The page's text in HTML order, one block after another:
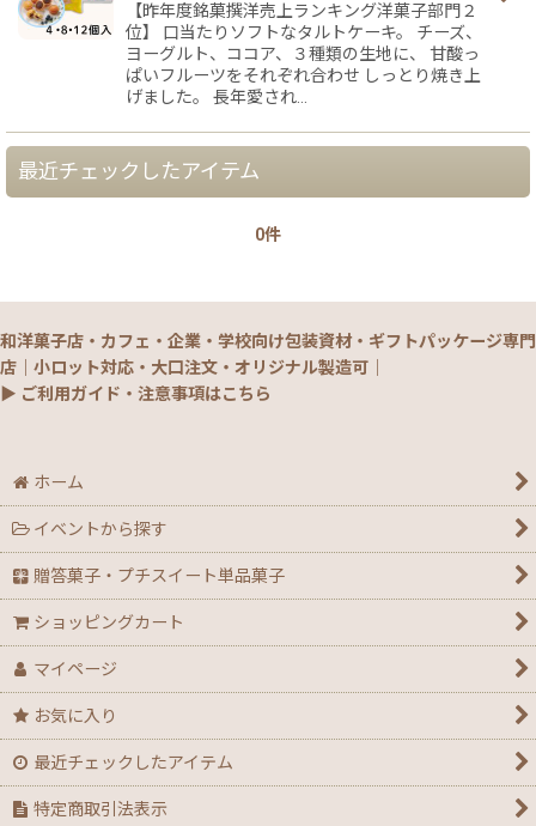
【昨年度銘菓撰洋売上ランキング洋菓子部門２
位】 口当たりソフトなタルトケーキ。 チーズ、
ヨーグルト、ココア、３種類の生地に、 甘酸っ
ぱいフルーツをそれぞれ合わせ しっとり焼き上
げました。 長年愛され…
最近チェックしたアイテム
0件
和洋菓子店・カフェ・企業・学校向け包装資材・ギフトパッケージ専門
店｜小ロット対応・大口注文・オリジナル製造可｜
▶ ご利用ガイド・注意事項はこちら
ホーム
イベントから探す
贈答菓子・プチスイート単品菓子
ショッピングカート
マイページ
お気に入り
最近チェックしたアイテム
特定商取引法表示